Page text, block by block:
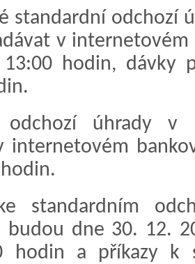
standardní odchozí
v
hodin, dávky
odchozí úhrady v
internetovém
standardním
budou dne 30. 12.
hodin a příkazy k